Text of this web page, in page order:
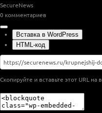
SecureNews
0 комментариев
Вставка в WordPress
HTML-код
Скопируйте и вставьте этот URL